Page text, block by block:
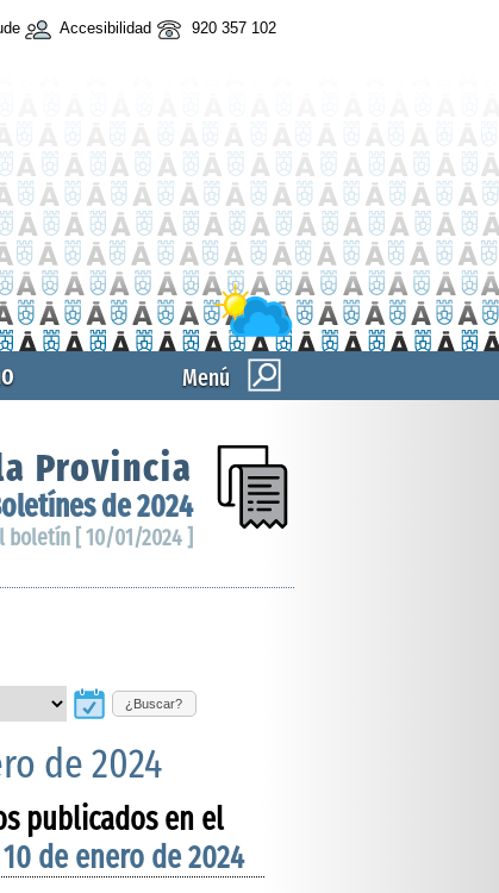
Accesibilidad 920 357 102
Menú
Provincia
de 2024
boletín [ 10/01/2024 ]
¿Buscar?
de 2024
publicados en el
de enero de 2024